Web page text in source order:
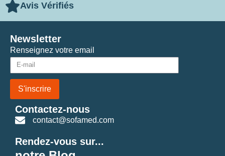
Avis Vérifiés
Renseignez votre email
S'inscrire
Newsletter
Contactez-nous
contact@sofamed.com
Rendez-vous sur...